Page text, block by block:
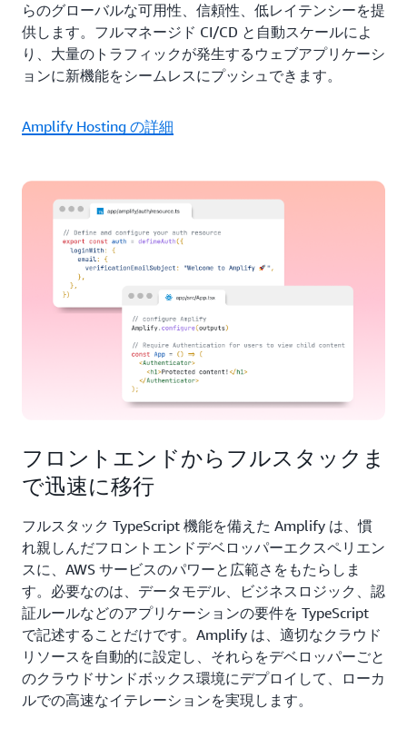
らのグローバルな可用性、信頼性、低レイテンシーを提
供します。フルマネージド CI/CD と自動スケールによ
り、大量のトラフィックが発生するウェブアプリケーシ
ョンに新機能をシームレスにプッシュできます。
Amplify Hosting の詳細
フロントエンドからフルスタックま
で迅速に移行
フルスタック TypeScript 機能を備えた Amplify は、慣
れ親しんだフロントエンドデベロッパーエクスペリエン
スに、AWS サービスのパワーと広範さをもたらしま
す。必要なのは、データモデル、ビジネスロジック、認
証ルールなどのアプリケーションの要件を TypeScript
で記述することだけです。Amplify は、適切なクラウド
リソースを自動的に設定し、それらをデベロッパーごと
のクラウドサンドボックス環境にデプロイして、ローカ
ルでの高速なイテレーションを実現します。